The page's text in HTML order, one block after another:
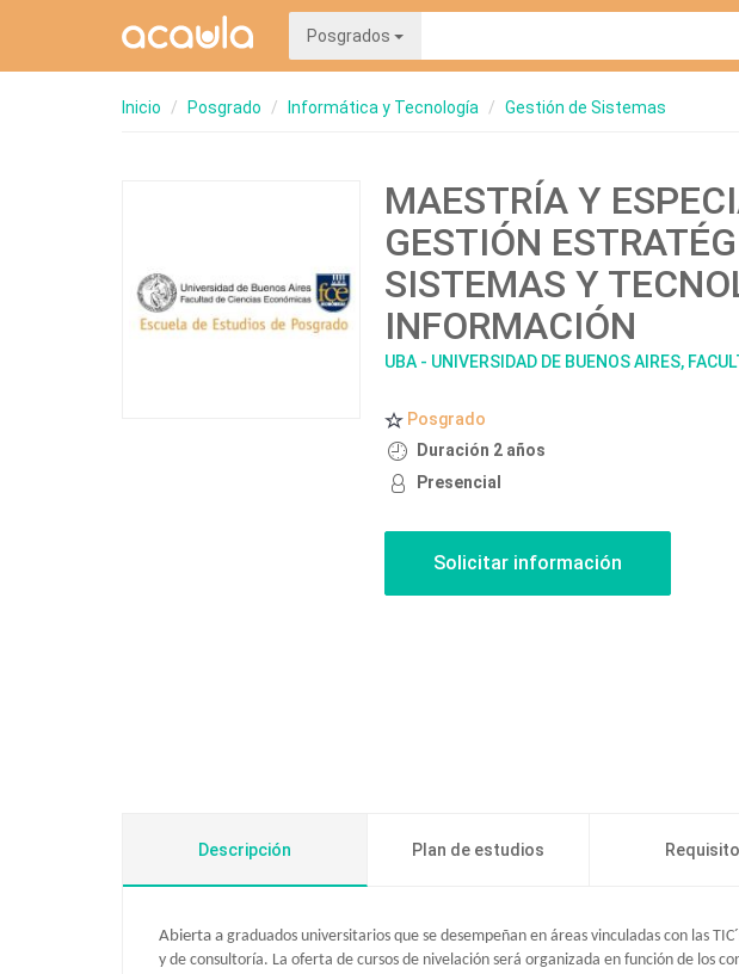
Posgrados
Inicio Posgrado Informática y Tecnología Gestión de Sistemas
MAESTRÍA Y
GESTIÓN
SISTEMAS Y
INFORMACIÓN
UBA - UNIVERSIDAD DE BUENOS AIRES,
Posgrado
Duración 2 años
Presencial
Descripción Plan de estudios
Abierta a graduados universitarios que se desempeñan en áreas vinculadas con las
y de consultoría. La oferta de cursos de nivelación será organizada en función de los